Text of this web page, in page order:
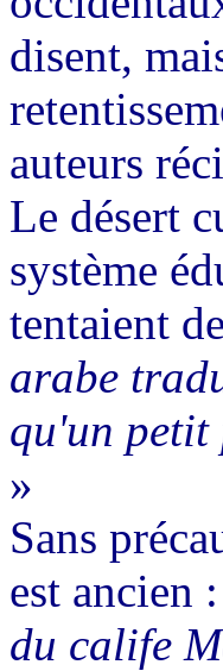
disent,
auteurs
Le désert
système
tentaient
arabe
qu'un petit
»
Sans
est ancien :
du calife